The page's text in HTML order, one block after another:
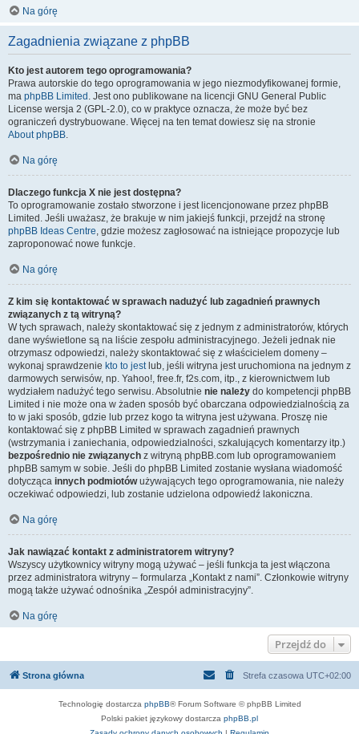
Na górę
Zagadnienia związane z phpBB
Kto jest autorem tego oprogramowania?
Prawa autorskie do tego oprogramowania w jego niezmodyfikowanej formie,
ma phpBB Limited . Jest ono publikowane na licencji GNU General Public
License wersja 2 (GPL-2.0), co w praktyce oznacza, że może być bez
ograniczeń dystrybuowane. Więcej na ten temat dowiesz się na stronie
About phpBB.
Na górę
Dlaczego funkcja X nie jest dostępna?
To oprogramowanie zostało stworzone i jest licencjonowane przez phpBB
Limited. Jeśli uważasz, że brakuje w nim jakiejś funkcji, przejdź na stronę
phpBB Ideas Centre, gdzie możesz zagłosować na istniejące propozycje lub
zaproponować nowe funkcje.
Na górę
Z kim się kontaktować w sprawach nadużyć lub zagadnień prawnych
związanych z tą witryną?
W tych sprawach, należy skontaktować się z jednym z administratorów, których
dane wyświetlone są na liście zespołu administracyjnego. Jeżeli jednak nie
otrzymasz odpowiedzi, należy skontaktować się z właścicielem domeny –
wykonaj sprawdzenie kto to jestlub, jeśli witryna jest uruchomiona na jednym z
darmowych serwisów, np. Yahoo!, free.fr, f2s.com, itp., z kierownictwem lub
wydziałem nadużyć tego serwisu. Absolutnie nie należy do kompetencji phpBB
Limited i nie może ona w żaden sposób być obarczana odpowiedzialnością za
to w jaki sposób, gdzie lub przez kogo ta witryna jest używana. Proszę nie
kontaktować się z phpBB Limited w sprawach zagadnień prawnych
(wstrzymania i zaniechania, odpowiedzialności, szkalujących komentarzy itp.)
bezpośrednio nie związanych z witryną phpBB.com lub oprogramowaniem
phpBB samym w sobie. Jeśli do phpBB Limited zostanie wysłana wiadomość
dotycząca innych podmiotówużywających tego oprogramowania, nie należy
oczekiwać odpowiedzi, lub zostanie udzielona odpowiedź lakoniczna.
Na górę
Jak nawiązać kontakt z administratorem witryny?
Wszyscy użytkownicy witryny mogą używać – jeśli funkcja ta jest włączona
przez administratora witryny – formularza „Kontakt z nami”. Członkowie witryny
mogą także używać odnośnika „Zespół administracyjny”.
Na górę
Przejdź do
Strona główna Strefa czasowa UTC+02:00
Technologię dostarcza phpBB® Forum Software © phpBB Limited
Polski pakiet językowy dostarcza phpBB.pl